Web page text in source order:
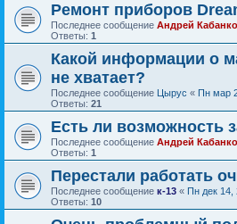
Ремонт приборов
Последнее сообщение Андрей
Ответы: 1
Какой информации о
не хватает?
Последнее сообщение Цырус « Пн мар
Ответы: 21
Есть ли возможность
Последнее сообщение Андрей
Ответы: 1
Перестали работать
Последнее сообщение к-13 « Пн дек 14,
Ответы: 10